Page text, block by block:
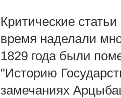
Критические
время наделали
1829 года были
"Историю
замечаниях